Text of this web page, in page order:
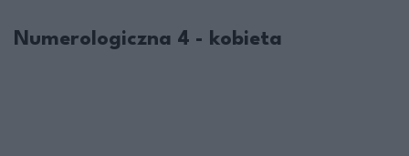
Numerologiczna 4 - kobieta